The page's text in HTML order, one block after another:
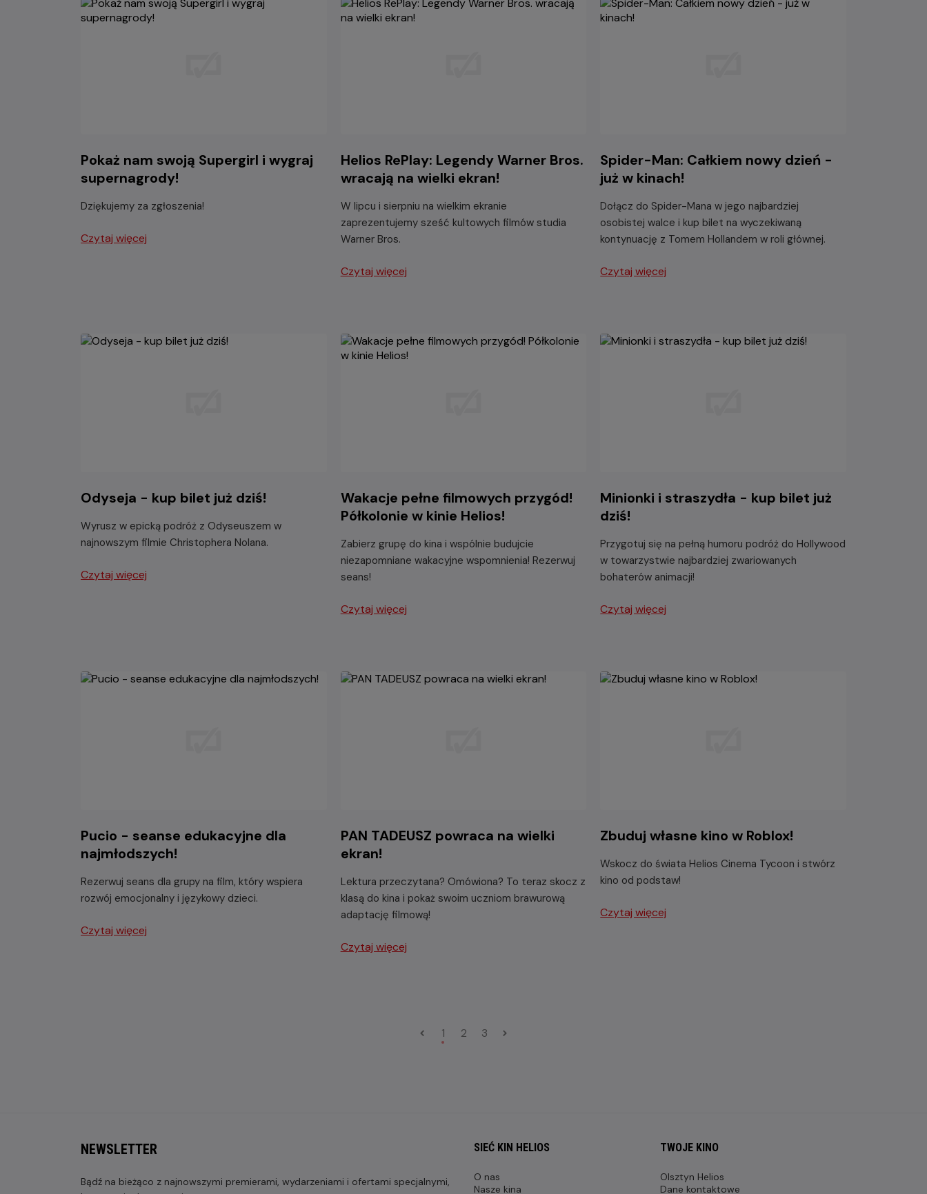
Pokaż nam swoją Supergirl i wygraj
supernagrody!
Dziękujemy za zgłoszenia!
Czytaj więcej
Helios RePlay: Legendy Warner Bros.
wracają na wielki ekran!
W lipcu i sierpniu na wielkim ekranie
zaprezentujemy sześć kultowych filmów studia
Warner Bros.
Czytaj więcej
Spider-Man: Całkiem nowy dzień -
już w kinach!
Dołącz do Spider-Mana w jego najbardziej
osobistej walce i kup bilet na wyczekiwaną
kontynuację z Tomem Hollandem w roli głównej.
Czytaj więcej
Odyseja - kup bilet już dziś!
Wyrusz w epicką podróż z Odyseuszem w
najnowszym filmie Christophera Nolana.
Czytaj więcej
Wakacje pełne filmowych przygód!
Półkolonie w kinie Helios!
Zabierz grupę do kina i wspólnie budujcie
niezapomniane wakacyjne wspomnienia! Rezerwuj
seans!
Czytaj więcej
Minionki i straszydła - kup bilet już
dziś!
Przygotuj się na pełną humoru podróż do Hollywood
w towarzystwie najbardziej zwariowanych
bohaterów animacji!
Czytaj więcej
Pucio - seanse edukacyjne dla
najmłodszych!
Rezerwuj seans dla grupy na film, który wspiera
rozwój emocjonalny i językowy dzieci.
Czytaj więcej
PAN TADEUSZ powraca na wielki
ekran!
Lektura przeczytana? Omówiona? To teraz skocz z
klasą do kina i pokaż swoim uczniom brawurową
adaptację filmową!
Czytaj więcej
Zbuduj własne kino w Roblox!
Wskocz do świata Helios Cinema Tycoon i stwórz
kino od podstaw!
Czytaj więcej
1 2 3
NEWSLETTER
Bądź na bieżąco z najnowszymi premierami, wydarzeniami i ofertami specjalnymi,
SIEĆ KIN HELIOS
O nas
Nasze kina
TWOJE KINO
Olsztyn Helios
Dane kontaktowe